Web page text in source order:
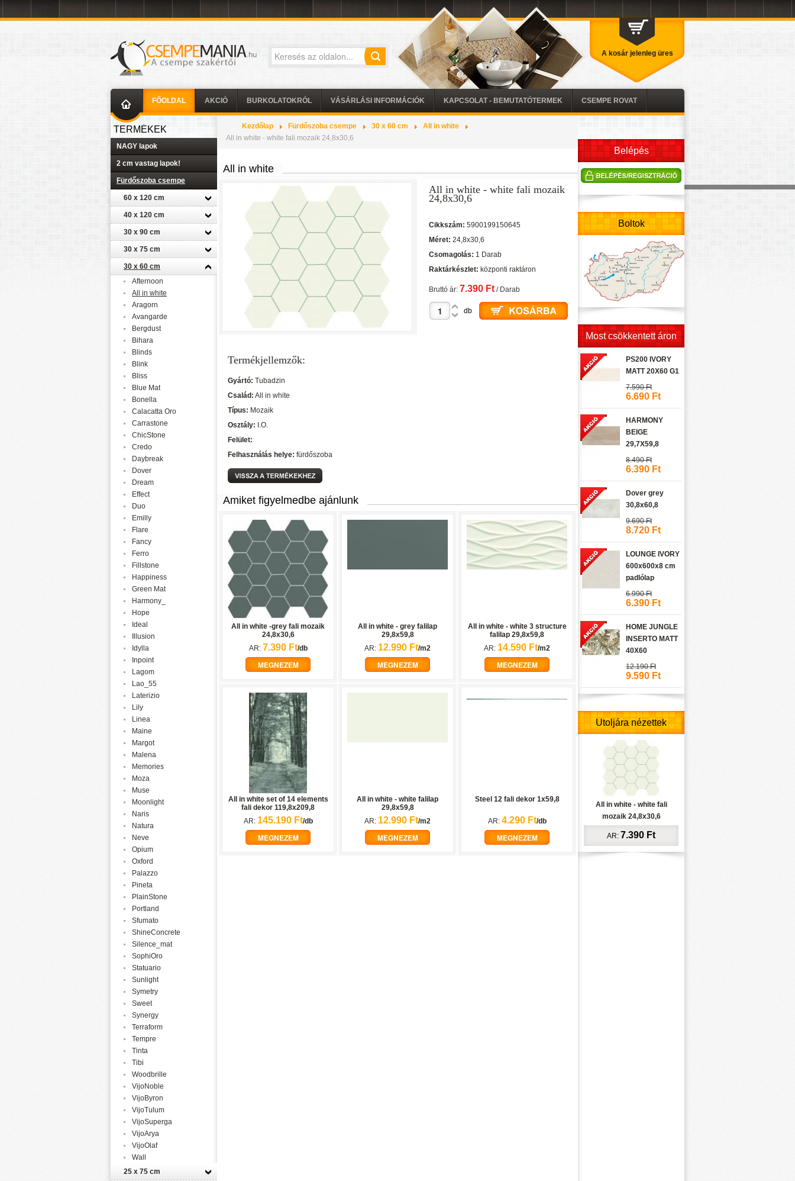
A kosár jelenleg üres
FŐOLDAL AKCIÓ BURKOLATOKRÓL VÁSÁRLÁSI INFORMÁCIÓK KAPCSOLAT - BEMUTATÓTERMEK CSEMPE ROVAT
TERMÉKEK
NAGY lapok
2 cm vastag lapok!
Fürdőszoba csempe
60 x 120 cm
40 x 120 cm
30 x 90 cm
30 x 75 cm
30 x 60 cm
Afternoon
All in white
Aragorn
Avangarde
Bergdust
Bihara
Blinds
Blink
Bliss
Blue Mat
Bonella
Calacatta Oro
Carrastone
ChicStone
Credo
Daybreak
Dover
Dream
Effect
Duo
Emilly
Flare
Fancy
Ferro
Fillstone
Happiness
Green Mat
Harmony_
Hope
Ideal
Illusion
Idylla
Inpoint
Lagom
Lao_55
Laterizio
Lily
Linea
Maine
Margot
Malena
Memories
Moza
Muse
Moonlight
Naris
Natura
Neve
Opium
Oxford
Palazzo
Pineta
PlainStone
Portland
Sfumato
ShineConcrete
Silence_mat
SophiOro
Statuario
Sunlight
Symetry
Sweet
Synergy
Terraform
Tempre
Tinta
Tibi
Woodbrille
VijoNoble
VijoByron
VijoTulum
VijoSuperga
VijoArya
VijoOlaf
Wall
25 x 75 cm
Kezdőlap Fürdőszoba csempe 30 x 60 cm
All in white
All in white - white fali mozaik 24,8x30,6
All in white
All in white - white fali mozaik
24,8x30,6
Cikkszám: 5900199150645
Méret: 24,8x30,6
Csomagolás: 1 Darab
Raktárkészlet: központi raktáron
Bruttó ár: 7.390 Ft/ Darab
db
Termékjellemzők:
Gyártó: Tubadzin
Család: All in white
Típus: Mozaik
Osztály: I.O.
Felület:
Felhasználás helye: fürdőszoba
Amiket figyelmedbe ajánlunk
All in white -grey fali mozaik
24,8x30,6
AR: 7.390 Ft/db
MEGNEZEM
All in white - grey falilap
29,8x59,8
AR: 12.990 Ft/m2
MEGNEZEM
All in white - white 3 structure
falilap 29,8x59,8
AR: 14.590 Ft/m2
MEGNEZEM
All in white set of 14 elements
fali dekor 119,8x209,8
AR: 145.190 Ft/db
MEGNEZEM
All in white - white falilap
29,8x59,8
AR: 12.990 Ft/m2
MEGNEZEM
Steel 12 fali dekor 1x59,8
AR: 4.290 Ft/db
MEGNEZEM
Belépés
Boltok
Most csökkentett áron
PS200 IVORY
MATT 20X60 G1
7.590 Ft
6.690 Ft
HARMONY
BEIGE
29,7X59,8
8.490 Ft
6.390 Ft
Dover grey
30,8x60,8
9.690 Ft
8.720 Ft
LOUNGE IVORY
600x600x8 cm
padlólap
6.990 Ft
6.390 Ft
HOME JUNGLE
INSERTO MATT
40X60
12.190 Ft
9.590 Ft
Utoljára nézettek
All in white - white fali
mozaik 24,8x30,6
AR: 7.390 Ft